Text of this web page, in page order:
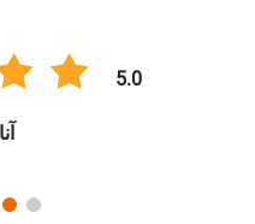
5.0